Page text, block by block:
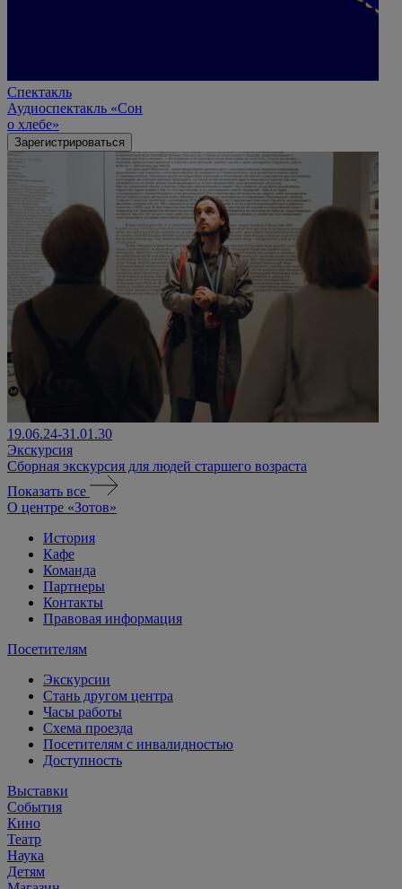
Спектакль
Аудиоспектакль «Сон
о хлебе»
Зарегистрироваться
19.06.24-31.01.30
Экскурсия
Сборная экскурсия для людей старшего возраста
Показать все
О центре «Зотов»
История
Кафе
Команда
Партнеры
Контакты
Правовая информация
Посетителям
Экскурсии
Стань другом центра
Часы работы
Схема проезда
Посетителям с инвалидностью
Доступность
Выставки
События
Кино
Театр
Наука
Детям